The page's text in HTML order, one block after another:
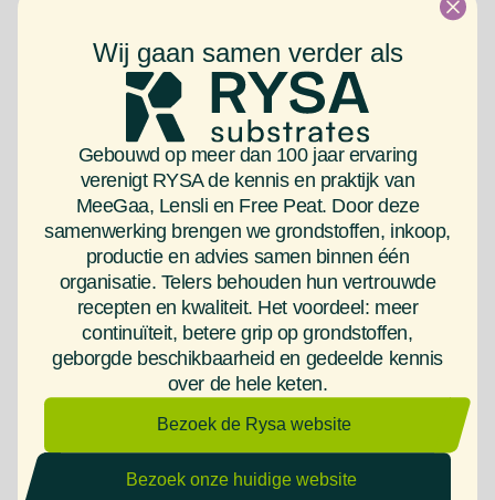
verdichting. Natuurlijk hou je hier al rekening mee zodra
je een nieuw medium bestelt, maar ben je ervan bewust
wat er verder nog meer van invloed is op
substraatverdichting en – verbruik? Lees dan snel
Lees meer
Wij gaan samen verder als
Gebouwd op meer dan 100 jaar ervaring
verenigt RYSA de kennis en praktijk van
MeeGaa, Lensli en Free Peat. Door deze
samenwerking brengen we grondstoffen, inkoop,
productie en advies samen binnen één
organisatie. Telers behouden hun vertrouwde
recepten en kwaliteit. Het voordeel: meer
continuïteit, betere grip op grondstoffen,
geborgde beschikbaarheid en gedeelde kennis
over de hele keten.
Bezoek de Rysa website
Bezoek onze huidige website